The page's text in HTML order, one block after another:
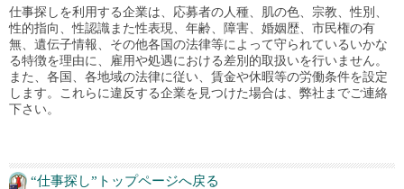
仕事探しを利用する企業は、応募者の人種、肌の色、宗教、性別、
性的指向、性認識また性表現、年齢、障害、婚姻歴、市民権の有
無、遺伝子情報、その他各国の法律等によって守られているいかな
る特徴を理由に、雇用や処遇における差別的取扱いを行いません。
また、各国、各地域の法律に従い、賃金や休暇等の労働条件を設定
します。これらに違反する企業を見つけた場合は、弊社までご連絡
下さい。
“仕事探し”トップページへ戻る